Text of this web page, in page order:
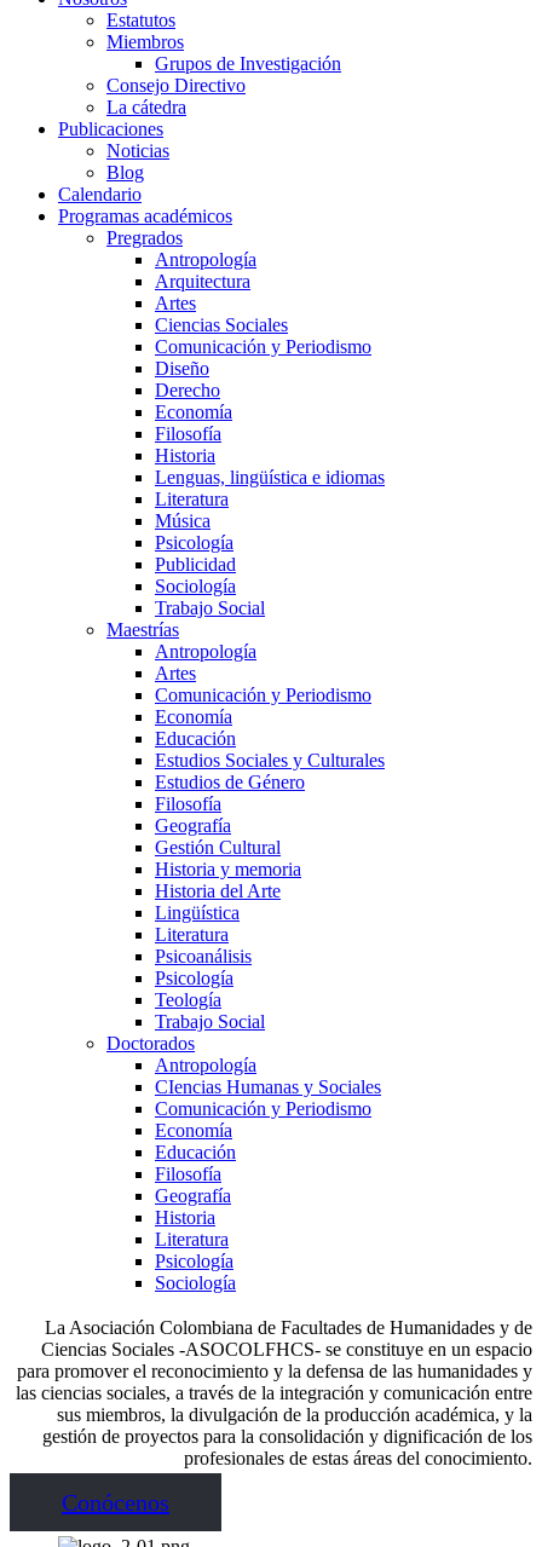
Estatutos
Miembros
Grupos de Investigación
Consejo Directivo
La cátedra
Publicaciones
Noticias
Blog
Calendario
Programas académicos
Pregrados
Antropología
Arquitectura
Artes
Ciencias Sociales
Comunicación y Periodismo
Diseño
Derecho
Economía
Filosofía
Historia
Lenguas, lingüística e idiomas
Literatura
Música
Psicología
Publicidad
Sociología
Trabajo Social
Maestrías
Antropología
Artes
Comunicación y Periodismo
Economía
Educación
Estudios Sociales y Culturales
Estudios de Género
Filosofía
Geografía
Gestión Cultural
Historia y memoria
Historia del Arte
Lingüística
Literatura
Psicoanálisis
Psicología
Teología
Trabajo Social
Doctorados
Antropología
CIencias Humanas y Sociales
Comunicación y Periodismo
Economía
Educación
Filosofía
Geografía
Historia
Literatura
Psicología
Sociología
La Asociación Colombiana de Facultades de Humanidades y de
Ciencias Sociales -ASOCOLFHCS- se constituye en un espacio
para promover el reconocimiento y la defensa de las humanidades y
las ciencias sociales, a través de la integración y comunicación entre
sus miembros, la divulgación de la producción académica, y la
gestión de proyectos para la consolidación y dignificación de los
profesionales de estas áreas del conocimiento.
Conócenos